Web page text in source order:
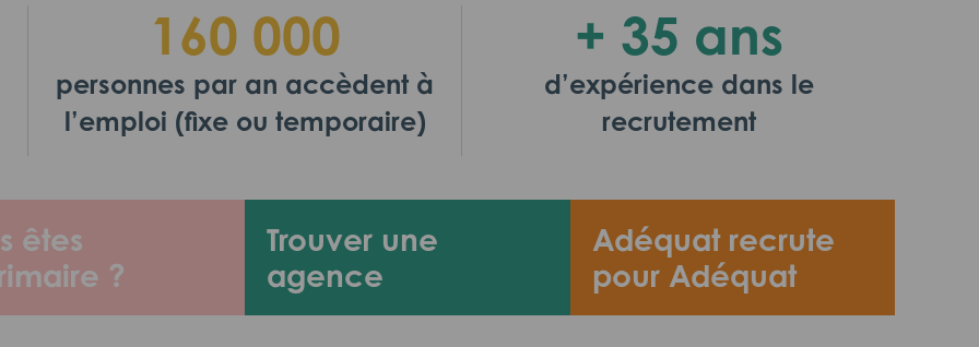
êtes
?
Trouver une
agence
Adéquat recrute
pour Adéquat
160 000
personnes par an accèdent à
l’emploi (fixe ou temporaire)
+ 35 ans
d’expérience dans le
recrutement